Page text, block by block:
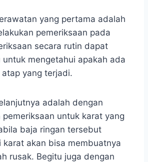
yang pertama adalah
pemeriksaan pada
secara rutin dapat
untuk mengetahui apakah ada
yang terjadi.
adalah dengan
pemeriksaan untuk karat yang
baja ringan tersebut
karat akan bisa membuatnya
rusak. Begitu juga dengan